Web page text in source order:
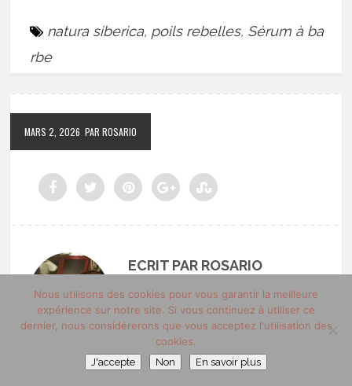
natura siberica, poils rebelles, Sérum à ba
rbe
MARS 2, 2026 PAR ROSARIO
ECRIT PAR ROSARIO
Rédacteur en chef de Male
Grooming et Blogueur
compulsif et passionné de
lifestyle, arts de vivre. J'aime le sport, le
Nous utilisons des cookies pour vous garantir la meilleure
expérience sur notre site. Si vous continuez à utiliser ce
dernier, nous considérerons que vous acceptez l'utilisation des
cookies.
J'accepte Non En savoir plus